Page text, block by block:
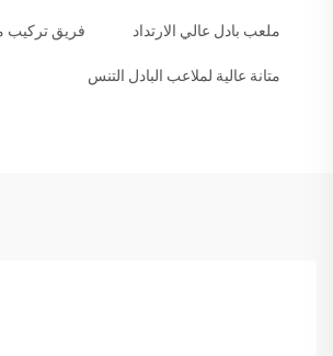
ملعب بادل عالي الارتداد فريق تركيب
متانة عالية لملاعب البادل التنس